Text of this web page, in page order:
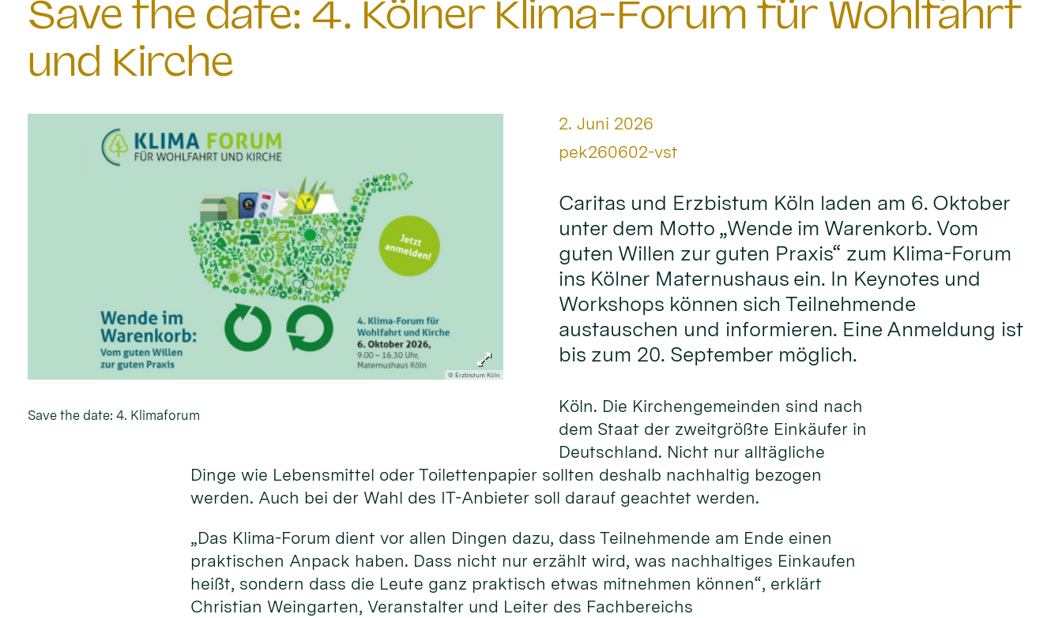
Save the date: 4. Kölner Klima-Forum für Wohlfahrt
und Kirche
© Erzbistum Köln
Save the date: 4. Klimaforum
Datum:
2. Juni 2026
Von:
pek260602-vst
Caritas und Erzbistum Köln laden am 6. Oktober
unter dem Motto „Wende im Warenkorb. Vom
guten Willen zur guten Praxis“ zum Klima-Forum
ins Kölner Maternushaus ein. In Keynotes und
Workshops können sich Teilnehmende
austauschen und informieren. Eine Anmeldung ist
bis zum 20. September möglich.
Köln. Die Kirchengemeinden sind nach
dem Staat der zweitgrößte Einkäufer in
Deutschland. Nicht nur alltägliche
Dinge wie Lebensmittel oder Toilettenpapier sollten deshalb nachhaltig bezogen
werden. Auch bei der Wahl des IT-Anbieter soll darauf geachtet werden.
„Das Klima-Forum dient vor allen Dingen dazu, dass Teilnehmende am Ende einen
praktischen Anpack haben. Dass nicht nur erzählt wird, was nachhaltiges Einkaufen
heißt, sondern dass die Leute ganz praktisch etwas mitnehmen können“, erklärt
Christian Weingarten, Veranstalter und Leiter des Fachbereichs